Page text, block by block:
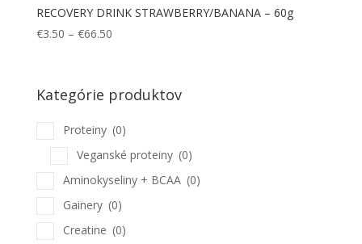
RECOVERY DRINK STRAWBERRY/BANANA – 60g
€3.50 – €66.50Price
through
€66.50
Kategórie produktov
Proteiny (0)
Veganské proteiny (0)
Aminokyseliny + BCAA (0)
Gainery (0)
Creatine (0)